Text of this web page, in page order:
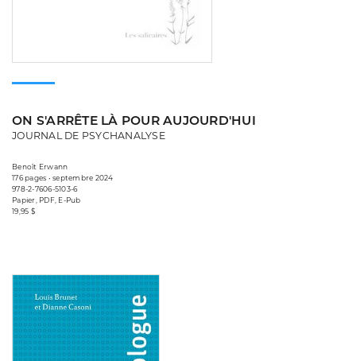
ON S'ARRÊTE LÀ POUR AUJOURD'HUI
JOURNAL DE PSYCHANALYSE
Benoît Erwann
176 pages • septembre 2024
978-2-7606-5103-6
Papier, PDF, E-Pub
19,95 $